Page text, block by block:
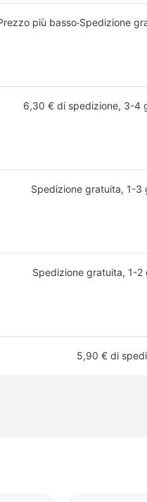
più basso·Spedizione
6,30 € di spedizione, 3-4
Spedizione gratuita, 1-3
Spedizione gratuita, 1-2
5,90 € di